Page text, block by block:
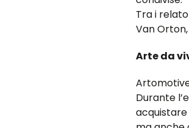
Tra i
Van
Arte da
Durante
acquistare